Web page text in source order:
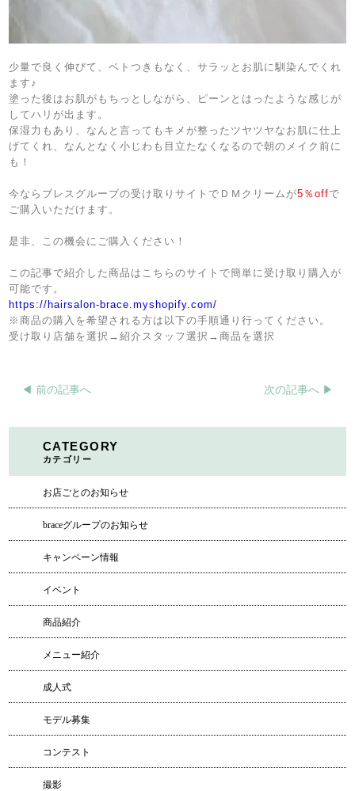
少量で良く伸びて、ベトつきもなく、サラッとお肌に馴染んでくれ
ます♪
塗った後はお肌がもちっとしながら、ピーンとはったような感じが
してハリが出ます。
保湿力もあり、なんと言ってもキメが整ったツヤツヤなお肌に仕上
げてくれ、なんとなく小じわも目立たなくなるので朝のメイク前に
も！
今ならブレスグルーブの受け取りサイトでＤＭクリームが5 ％offで
ご購入いただけます。
是非、この機会にご購入ください！
この記事で紹介した商品はこちらのサイトで簡単に受け取り購入が
可能です。
https://hairsalon-brace.myshopify.com/
※商品の購入を希望される方は以下の手順通り行ってください。
受け取り店舗を選択 →紹介スタッフ選択 →商品を選択
◀︎ 前の記事へ 次の記事へ ▶︎
CATEGORY
カテゴリー
お店ごとのお知らせ
braceグループのお知らせ
キャンペーン情報
イベント
商品紹介
メニュー紹介
成人式
モデル募集
コンテスト
撮影